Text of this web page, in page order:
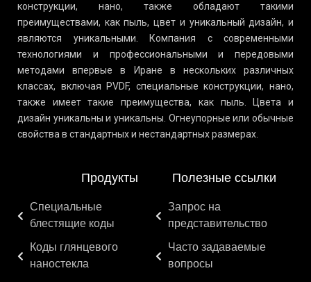
конструкции, нано, также обладают такими
преимуществами, как пыль, цвет и уникальный дизайн, и
являются уникальными. Компания с современными
технологиями и профессиональными и передовыми
методами впервые в Иране в нескольких различных
классах, включая PVDF, специальные конструкции, нано,
также имеет такие преимущества, как пыль. Цвета и
дизайн уникальны и уникальны. Огнеупорные или обычные
свойства в стандартных и нестандартных размерах.
Продукты
Специальные
блестящие коды
Коды глянцевого
наностекла
Полезные ссылки
Запрос на
представительство
Часто задаваемые
вопросы